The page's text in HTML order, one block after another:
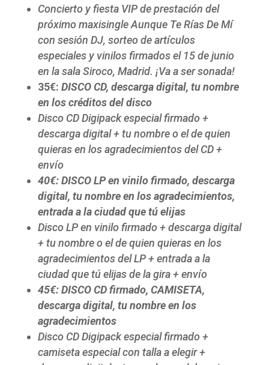
Concierto y fiesta VIP de prestación del
próximo maxisingle Aunque Te Rías De Mí
con sesión DJ, sorteo de artículos
especiales y vinilos firmados el 15 de junio
en la sala Siroco, Madrid. ¡Va a ser sonada!
35€: DISCO CD, descarga digital, tu nombre
en los créditos del disco
Disco CD Digipack especial firmado +
descarga digital + tu nombre o el de quien
quieras en los agradecimientos del CD +
envío
40€:DISCO LP en vinilo firmado, descarga
digital, tu nombre en los agradecimientos,
entrada a la ciudad que tú elijas
Disco LP en vinilo firmado + descarga digital
+ tu nombre o el de quien quieras en los
agradecimientos del LP + entrada a la
ciudad que tú elijas de la gira + envío
45€:DISCO CD firmado, CAMISETA,
descarga digital, tu nombre en los
agradecimientos
Disco CD Digipack especial firmado +
camiseta especial con talla a elegir +